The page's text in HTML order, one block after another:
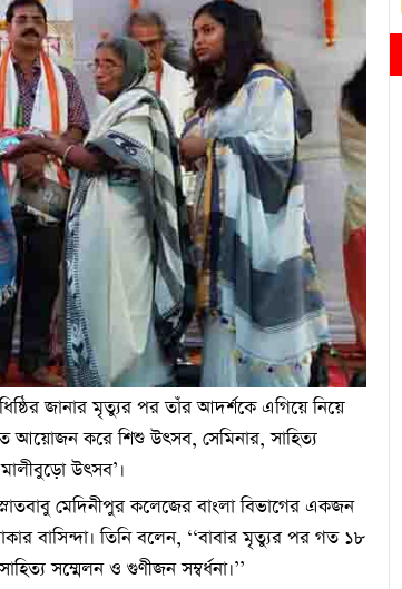
জানার মৃত্যুর পর তাঁর আদর্শকে এগিয়ে নিয়ে
আয়োজন করে শিশু উৎসব, সেমিনার, সাহিত্য
উৎসব’।
মেদিনীপুর কলেজের বাংলা বিভাগের একজন
বাসিন্দা। তিনি বলেন, ‘‘বাবার মৃত্যুর পর গত ১৮
সম্মেলন ও গুণীজন সম্বর্ধনা।’’